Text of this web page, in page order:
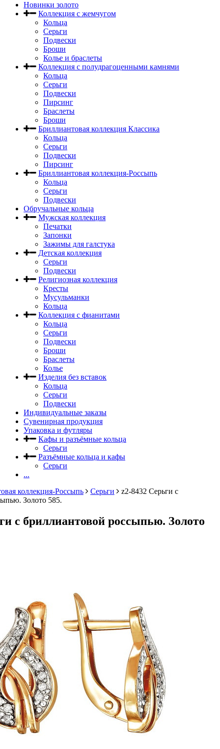
Новинки золото
Коллекция с жемчугом
Кольца
Серьги
Подвески
Броши
Колье и браслеты
Коллекция с полудрагоценными камнями
Кольца
Серьги
Подвески
Пирсинг
Браслеты
Броши
Бриллиантовая коллекция Классика
Кольца
Серьги
Подвески
Пирсинг
Бриллиантовая коллекция-Россыпь
Кольца
Серьги
Подвески
Обручальные кольца
Мужская коллекция
Печатки
Запонки
Зажимы для галстука
Детская коллекция
Серьги
Подвески
Религиозная коллекция
Кресты
Мусульманки
Кольца
Коллекция с фианитами
Кольца
Серьги
Подвески
Броши
Браслеты
Колье
Изделия без вставок
Кольца
Серьги
Подвески
Индивидуальные заказы
Сувенирная продукция
Упаковка и футляры
Кафы и разъёмные кольца
Серьги
Разъёмные кольца и кафы
Серьги
...
коллекция-Россыпь
Серьги
z2-8432 Серьги с
Золото 585.
с бриллиантовой россыпью. Золото